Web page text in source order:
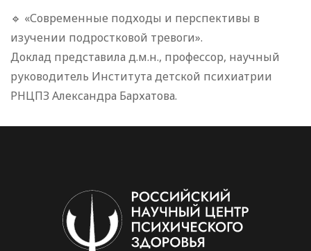
🔹 «Современные подходы и перспективы в
изучении подростковой тревоги».
Доклад представила д.м.н., профессор, научный
руководитель Института детской психиатрии
РНЦПЗ Александра Бархатова.